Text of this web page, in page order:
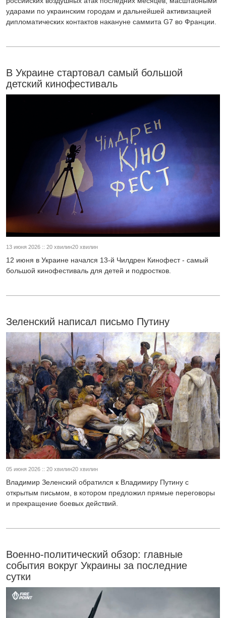
ударами по украинским городам и дальнейшей активизацией
дипломатических контактов накануне саммита G7 во Франции.
В Украине стартовал самый большой
детский кинофестиваль
13 июня 2026 :: 20 хвилин20 хвилин
12 июня в Украине начался 13-й Чилдрен Кинофест - самый
большой кинофестиваль для детей и подростков.
Зеленский написал письмо Путину
05 июня 2026 :: 20 хвилин20 хвилин
Владимир Зеленский обратился к Владимиру Путину с
открытым письмом, в котором предложил прямые переговоры
и прекращение боевых действий.
Военно-политический обзор: главные
события вокруг Украины за последние
сутки